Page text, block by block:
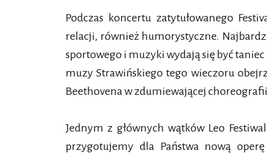
Podczas koncertu zatytułowanego
relacji, również humorystyczne.
sportowego i muzyki wydają się być
muzy Strawińskiego tego wieczoru
Beethovena w zdumiewającej choreografii
Jednym z głównych wątków Leo
przygotujemy dla Państwa nową